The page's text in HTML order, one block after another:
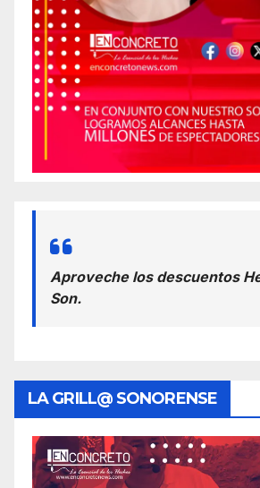
Aproveche los descuentos
Son.
LA GRILL@ SONORENSE